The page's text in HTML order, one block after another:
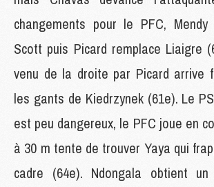
changements pour le PFC,
Scott puis Picard remplace Liaigre
venu de la droite par Picard arrive
les gants de Kiedrzynek (61e). Le
est peu dangereux, le PFC joue en
à 30 m tente de trouver Yaya qui
cadre (64e). Ndongala obtient